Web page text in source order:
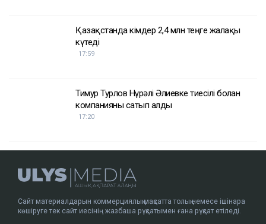
Қазақстанда кімдер 2,4 млн теңге жалақы
күтеді
17:59
Тимур Турлов Нұрәлі Әлиевке тиесілі болған
компанияны сатып алды
17:20
Сайт материалдарын коммерциялық мақсатта толық немесе ішінара
көшіруге тек сайт иесінің жазбаша рұқсатымен ғана рұқсат етіледі.